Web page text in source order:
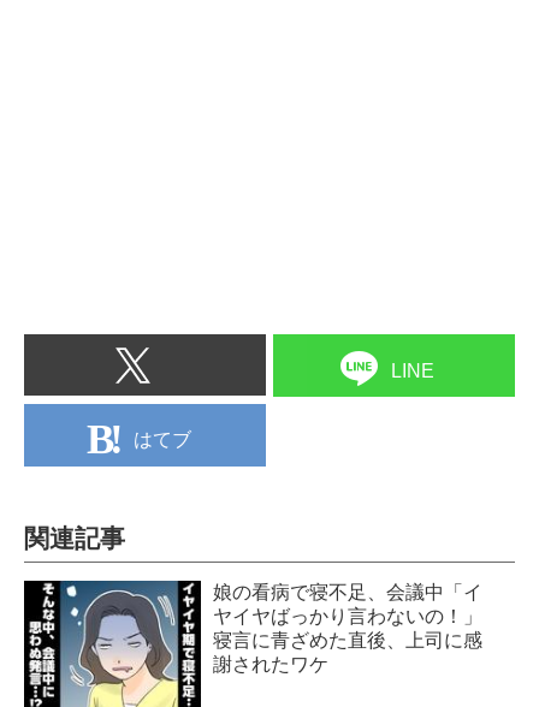
LINE
はてブ
関連記事
娘の看病で寝不足、会議中「イ
ヤイヤばっかり言わないの！」
寝言に青ざめた直後、上司に感
謝されたワケ